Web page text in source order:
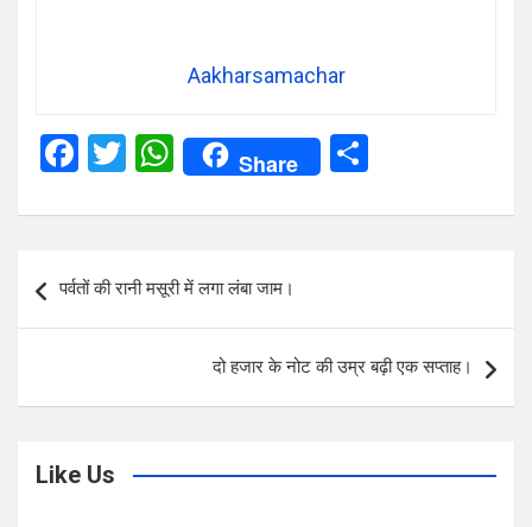
Aakharsamachar
F
ce
b
o
o
T
tt
er
W
h
at
s
A
p
Share
ar
navigation
पर्वतों की रानी मसूरी में लगा लंबा जाम।
दो हजार के नोट की उम्र बढ़ी एक सप्ताह।
Like Us